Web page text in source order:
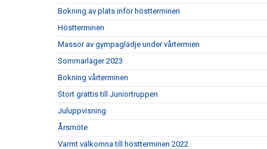
Bokning av plats inför höstterminen
Höstterminen
Massor av gympaglädje under vårtermien
Sommarläger 2023
Bokning vårterminen
Stort grattis till Juniortruppen
Juluppvisning
Årsmöte
Varmt välkomna till höstterminen 2022